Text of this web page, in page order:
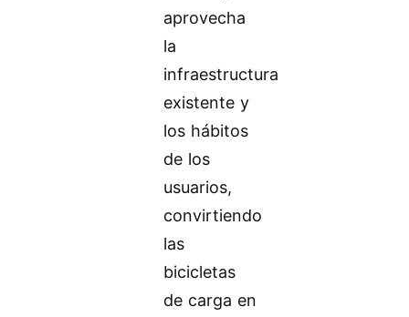
aprovecha
la
infraestructura
existente y
los hábitos
de los
usuarios,
convirtiendo
las
bicicletas
de carga en